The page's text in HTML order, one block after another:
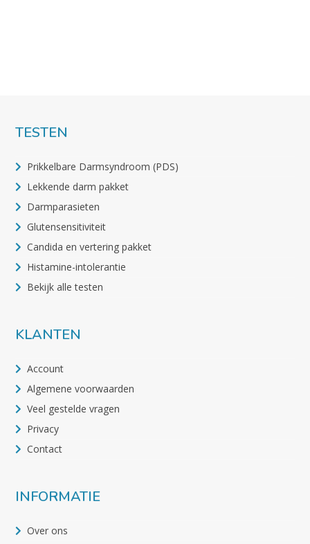
TESTEN
Prikkelbare Darmsyndroom (PDS)
Lekkende darm pakket
Darmparasieten
Glutensensitiviteit
Candida en vertering pakket
Histamine-intolerantie
Bekijk alle testen
KLANTEN
Account
Algemene voorwaarden
Veel gestelde vragen
Privacy
Contact
INFORMATIE
Over ons